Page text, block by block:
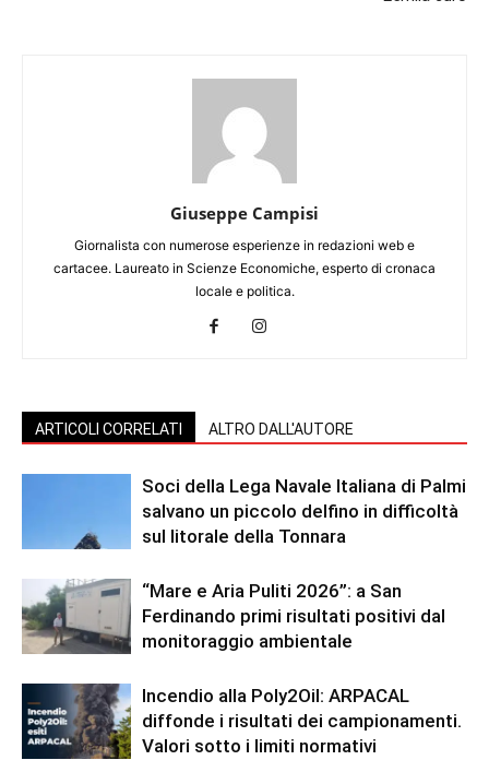
Giuseppe Campisi
Giornalista con numerose esperienze in redazioni web e
cartacee. Laureato in Scienze Economiche, esperto di cronaca
locale e politica.
ARTICOLI CORRELATI ALTRO DALL'AUTORE
Soci della Lega Navale Italiana di Palmi
salvano un piccolo delfino in difficoltà
sul litorale della Tonnara
“Mare e Aria Puliti 2026”: a San
Ferdinando primi risultati positivi dal
monitoraggio ambientale
Incendio alla Poly2Oil: ARPACAL
diffonde i risultati dei campionamenti.
Valori sotto i limiti normativi